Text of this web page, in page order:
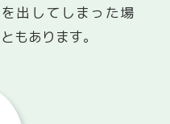
出してしまった場
もあります。